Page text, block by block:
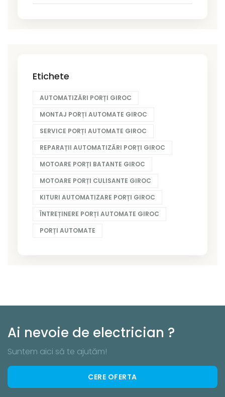
Etichete
AUTOMATIZĂRI PORȚI GIROC
MONTAJ PORȚI AUTOMATE GIROC
SERVICE PORȚI AUTOMATE GIROC
REPARAȚII AUTOMATIZĂRI PORȚI GIROC
MOTOARE PORȚI BATANTE GIROC
MOTOARE PORȚI CULISANTE GIROC
KITURI AUTOMATIZARE PORȚI GIROC
ÎNTREȚINERE PORȚI AUTOMATE GIROC
PORȚI AUTOMATE
Ai nevoie de electrician ?
Suntem aici să te ajutăm!
CERE OFERTA